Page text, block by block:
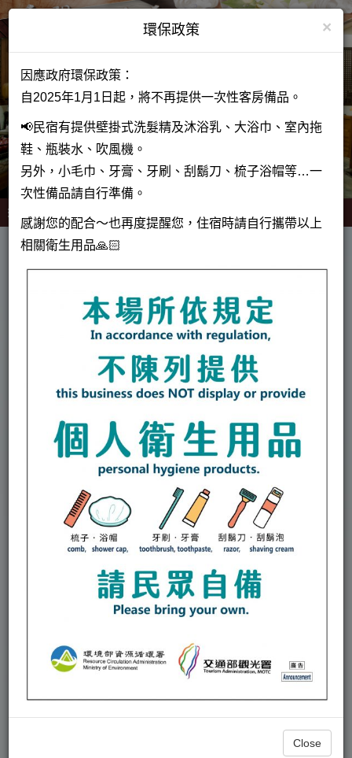
▼
包棟人數22位以內含22位
平日包棟25000元
假日包棟35000元
×
環保政策
因應政府環保政策：
自2025年1月1日起，將不再提供一次性客房備品。
📢民宿有提供壁掛式洗髮精及沐浴乳、大浴巾、室內拖
鞋、瓶裝水、吹風機。
另外，小毛巾、牙膏、牙刷、刮鬍刀、梳子浴帽等…一
次性備品請自行準備。
感謝您的配合～也再度提醒您，住宿時請自行攜帶以上
相關衛生用品🙏🏻
Close